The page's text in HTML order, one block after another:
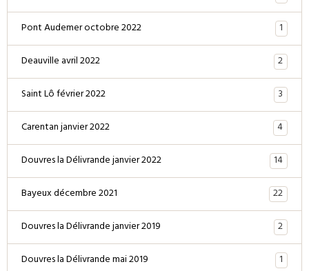
Pont Audemer octobre 2022
1
Deauville avril 2022
2
Saint Lô février 2022
3
Carentan janvier 2022
4
Douvres la Délivrande janvier 2022
14
Bayeux décembre 2021
22
Douvres la Délivrande janvier 2019
2
Douvres la Délivrande mai 2019
1